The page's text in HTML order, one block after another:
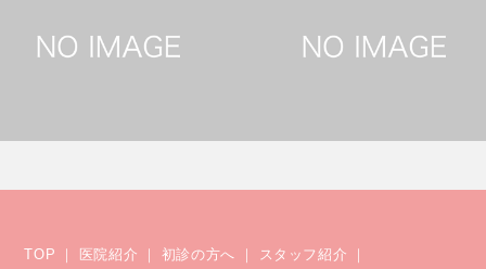
TOP 医院紹介 初診の方へ スタッフ紹介